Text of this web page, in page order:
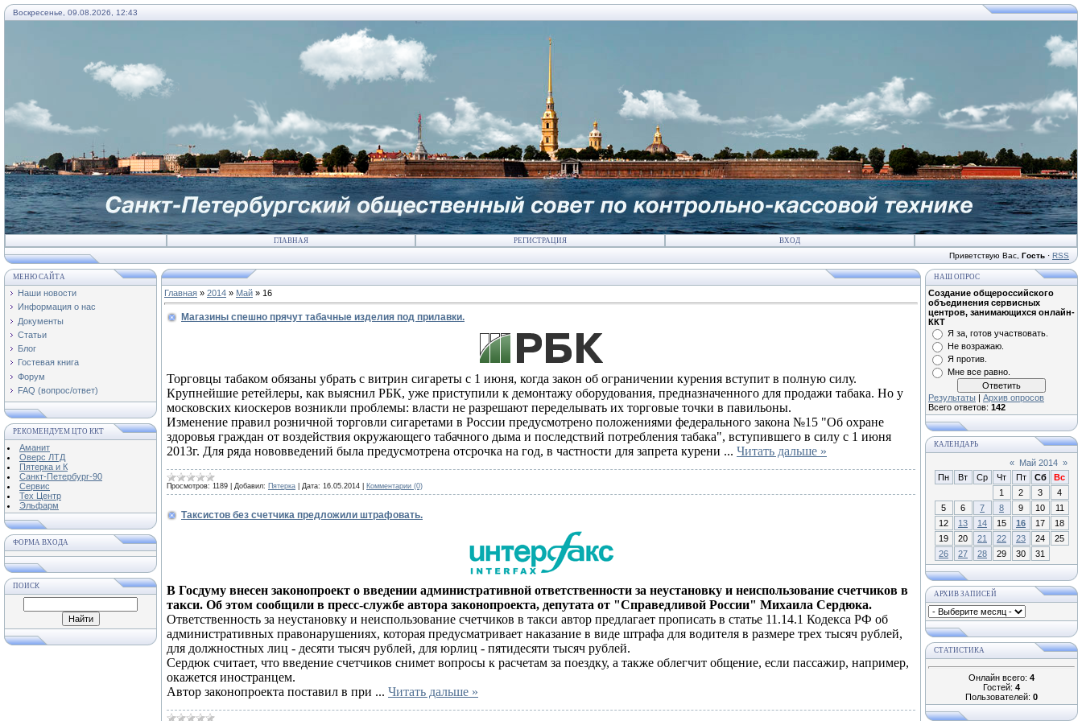
Воскресенье, 09.08.2026, 12:43
ГЛАВНАЯ РЕГИСТРАЦИЯ ВХОД
Приветствую Вас Гость · RSS
МЕНЮ САЙТА
Наши новости
Информация о нас
Документы
Статьи
Блог
Гостевая книга
Форум
FAQ (вопрос/ответ)
РЕКОМЕНДУЕМ ЦТО ККТ
Аманит
Оверс ЛТД
Пятерка и К
Санкт-Петербург-90
Сервис
Тех Центр
Эльфарм
ФОРМА ВХОДА
ПОИСК
Главная » 2014 » Май » 16
Магазины спешно прячут табачные изделия под прилавки.
Торговцы табаком обязаны убрать с витрин сигареты с 1 июня, когда закон об ограничении курения вступит в полную силу.
Крупнейшие ретейлеры, как выяснил РБК, уже приступили к демонтажу оборудования, предназначенного для продажи табака. Но у
московских киоскеров возникли проблемы: власти не разрешают переделывать их торговые точки в павильоны.
Изменение правил розничной торговли сигаретами в России предусмотрено положениями федерального закона №15 "Об охране
здоровья граждан от воздействия окружающего табачного дыма и последствий потребления табака", вступившего в силу с 1 июня
2013г. Для ряда нововведений была предусмотрена отсрочка на год, в частности для запрета курени ... Читать дальше »
Просмотров: 1189 Добавил: Пятерка Дата: 16.05.2014 Комментарии (0)
Таксистов без счетчика предложили штрафовать.
В Госдуму внесен законопроект о введении административной ответственности за неустановку и неиспользование счетчиков в
такси. Об этом сообщили в пресс-службе автора законопроекта, депутата от "Справедливой России" Михаила Сердюка.
Ответственность за неустановку и неиспользование счетчиков в такси автор предлагает прописать в статье 11.14.1 Кодекса РФ об
административных правонарушениях, которая предусматривает наказание в виде штрафа для водителя в размере трех тысяч рублей,
для должностных лиц - десяти тысяч рублей, для юрлиц - пятидесяти тысяч рублей.
Сердюк считает, что введение счетчиков снимет вопросы к расчетам за поездку, а также облегчит общение, если пассажир, например,
окажется иностранцем.
Автор законопроекта поставил в при ... Читать дальше »
НАШ ОПРОС
Создание общероссийского
объединения сервисных
центров, занимающихся онлайн-
ККТ
Я за, готов участвовать.
Не возражаю.
Я против.
Мне все равно.
Результаты | Архив опросов
Всего ответов: 142
КАЛЕНДАРЬ
« Май 2014 »
Пн
Вт Ср Чт Пт Сб
Вс
1
2 3
4
5
6 7 8 9 10
11
12
13 14 15 16 17
18
19
20 21 22 23 24
25
26
27 28 29 30 31
АРХИВ ЗАПИСЕЙ
СТАТИСТИКА
Онлайн всего: 4
Гостей: 4
Пользователей: 0